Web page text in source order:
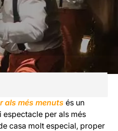
als més menuts és un
espectacle per als més
casa molt especial, proper